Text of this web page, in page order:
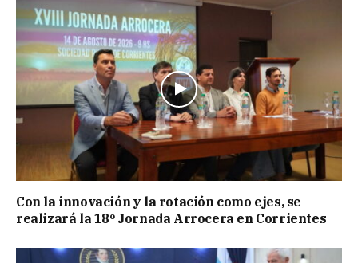
Con la innovación y la rotación como ejes, se
realizará la 18º Jornada Arrocera en Corrientes